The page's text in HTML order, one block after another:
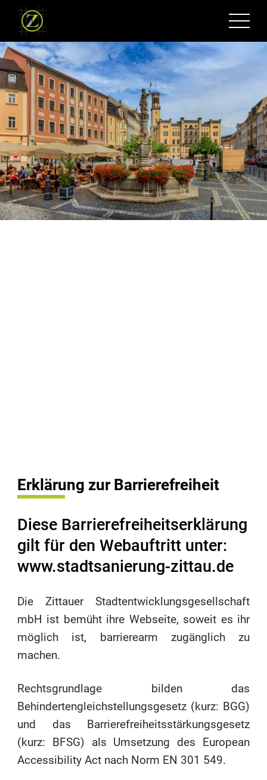
Erklärung zur Barrierefreiheit
Diese Barrierefreiheitserklärung
gilt für den Webauftritt unter:
www.stadtsanierung-zittau.de
Die Zittauer Stadtentwicklungsgesellschaft
mbH ist bemüht ihre Webseite, soweit es ihr
möglich ist, barrierearm zugänglich zu
machen.
Rechtsgrundlage bilden das
Behindertengleichstellungsgesetz (kurz: BGG)
und das Barrierefreiheitsstärkungsgesetz
(kurz: BFSG) als Umsetzung des European
Accessibility Act nach Norm EN 301 549.